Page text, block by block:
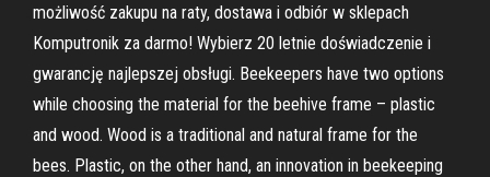
możliwość zakupu na raty, dostawa i odbiór w sklepach
Komputronik za darmo! Wybierz 20 letnie doświadczenie i
gwarancję najlepszej obsługi. Beekeepers have two options
while choosing the material for the beehive frame – plastic
and wood. Wood is a traditional and natural frame for the
bees. Plastic, on the other hand, an innovation in beekeeping